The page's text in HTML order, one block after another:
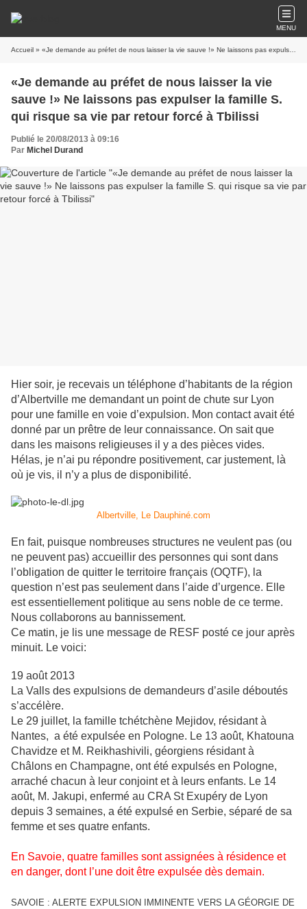
MENU
Accueil » «Je demande au préfet de nous laisser la vie sauve !» Ne laissons pas expulser la famille S. qui risque sa vie par retour forcé à Tbilissi
«Je demande au préfet de nous laisser la vie
sauve !» Ne laissons pas expulser la famille S.
qui risque sa vie par retour forcé à Tbilissi
Publié le 20/08/2013 à 09:16
Par Michel Durand
Hier soir, je recevais un téléphone d’habitants de la région
d’Albertville me demandant un point de chute sur Lyon
pour une famille en voie d’expulsion. Mon contact avait été
donné par un prêtre de leur connaissance. On sait que
dans les maisons religieuses il y a des pièces vides.
Hélas, je n’ai pu répondre positivement, car justement, là
où je vis, il n’y a plus de disponibilité.
Albertville, Le Dauphiné.com
En fait, puisque nombreuses structures ne veulent pas (ou
ne peuvent pas) accueillir des personnes qui sont dans
l’obligation de quitter le territoire français (OQTF), la
question n’est pas seulement dans l’aide d’urgence. Elle
est essentiellement politique au sens noble de ce terme.
Nous collaborons au bannissement.
Ce matin, je lis une message de RESF posté ce jour après
minuit. Le voici:
19 août 2013
La Valls des expulsions de demandeurs d’asile déboutés
s’accélère.
Le 29 juillet, la famille tchétchène Mejidov, résidant à
Nantes, a été expulsée en Pologne. Le 13 août, Khatouna
Chavidze et M. Reikhashivili, géorgiens résidant à
Châlons en Champagne, ont été expulsés en Pologne,
arraché chacun à leur conjoint et à leurs enfants. Le 14
août, M. Jakupi, enfermé au CRA St Exupéry de Lyon
depuis 3 semaines, a été expulsé en Serbie, séparé de sa
femme et ses quatre enfants.
En Savoie, quatre familles sont assignées à résidence et
en danger, dont l’une doit être expulsée dès demain.
SAVOIE : ALERTE EXPULSION IMMINENTE VERS LA GÉORGIE DE